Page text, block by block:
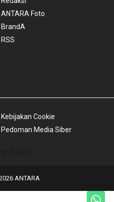
ANTARA Foto
BrandA
RSS
Kebijakan Cookie
Pedoman Media Siber
ANTARA